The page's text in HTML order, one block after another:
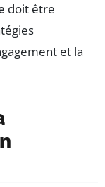
doit être
et la